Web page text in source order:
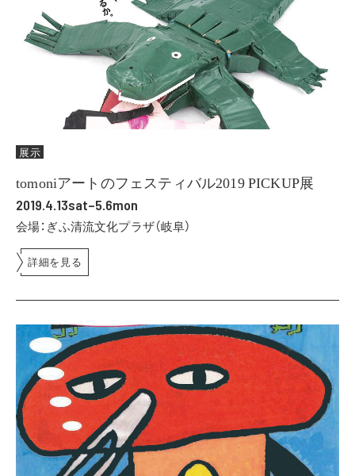
展示
tomoniアートのフェスティバル2019 PICKUP展
2019.4.13sat–5.6mon
会場：ぎふ清流文化プラザ（岐阜）
詳細を見る